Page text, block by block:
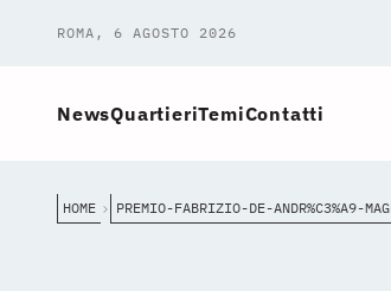
ROMA, 6 AGOSTO 2026
NewsQuartieriTemiContatti
HOME